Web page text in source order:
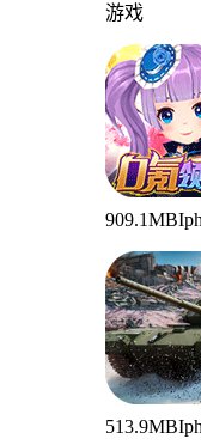
游戏
909.1MB
513.9MB